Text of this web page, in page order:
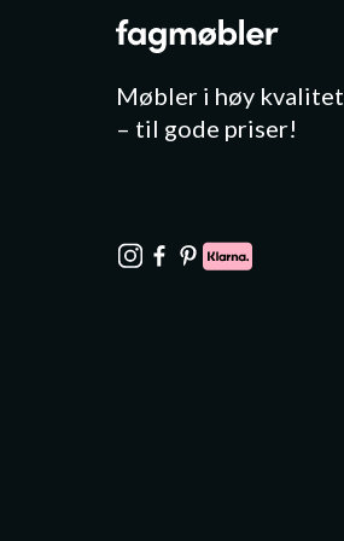
Møbler i høy kvalitet
– til gode priser!